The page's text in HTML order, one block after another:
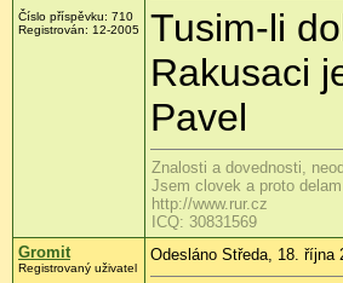
Číslo příspěvku: 710
Registrován: 12-2005
Tusim-li
Rakusaci
Pavel
Znalosti a dovednosti,
Jsem clovek a proto
http://www.rur.cz
ICQ: 30831569
Gromit
Registrovaný uživatel
Odesláno Středa, 18. října